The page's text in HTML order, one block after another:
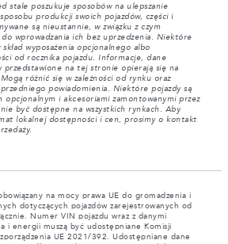
stale poszukuje sposobów na ulepszanie
produkcji swoich pojazdów, części i
są nieustannie, w związku z czym
wprowadzania ich bez uprzedzenia. Niektóre
wyposażenia opcjonalnego albo
od rocznika pojazdu. Informacje, dane
na tej stronie opierają się na
różnić się w zależności od rynku oraz
powiadomienia. Niektóre pojazdy są
opcjonalnym i akcesoriami zamontowanymi przez
być dostępne na wszystkich rynkach. Aby
lokalnej dostępności i cen, prosimy o kontakt
na mocy prawa UE do gromadzenia i
dotyczących pojazdów zarejestrowanych od
Numer VIN pojazdu wraz z danymi
i energii muszą być udostępniane Komisji
UE 2021/392. Udostępniane dane